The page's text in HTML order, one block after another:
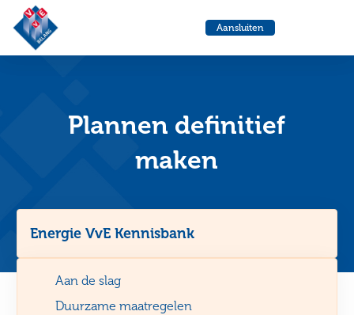
Aansluiten
helpdesk
Plannen definitief
maken
Energie VvE Kennisbank
Aan de slag
Duurzame maatregelen